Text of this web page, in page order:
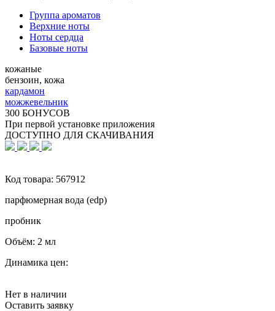
Группа ароматов
Верхние ноты
Ноты сердца
Базовые ноты
кожаные
бензоин, кожа
кардамон
можжевельник
300 БОНУСОВ
При первой установке приложения
ДОСТУПНО ДЛЯ СКАЧИВАНИЯ
Код товара: 567912
парфюмерная вода (edp)
пробник
Объём: 2 мл
Динамика цен:
Нет в наличии
Оставить заявку